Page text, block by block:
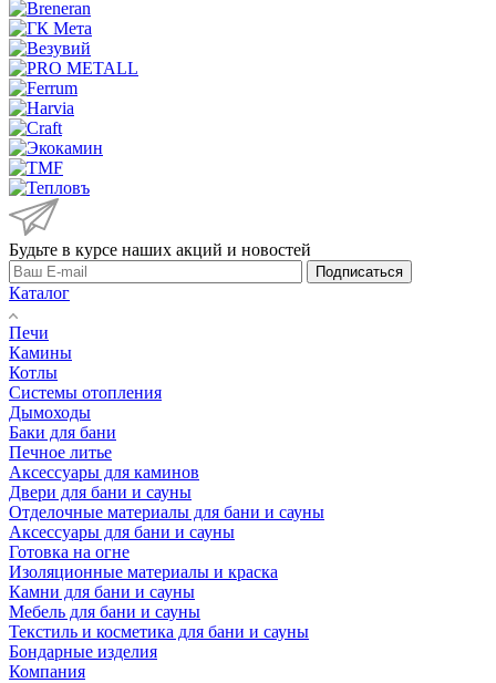
Будьте в курсе наших акций и новостей
Подписаться
Каталог
Печи
Камины
Котлы
Системы отопления
Дымоходы
Баки для бани
Печное литье
Аксессуары для каминов
Двери для бани и сауны
Отделочные материалы для бани и сауны
Аксессуары для бани и сауны
Готовка на огне
Изоляционные материалы и краска
Камни для бани и сауны
Мебель для бани и сауны
Текстиль и косметика для бани и сауны
Бондарные изделия
Компания